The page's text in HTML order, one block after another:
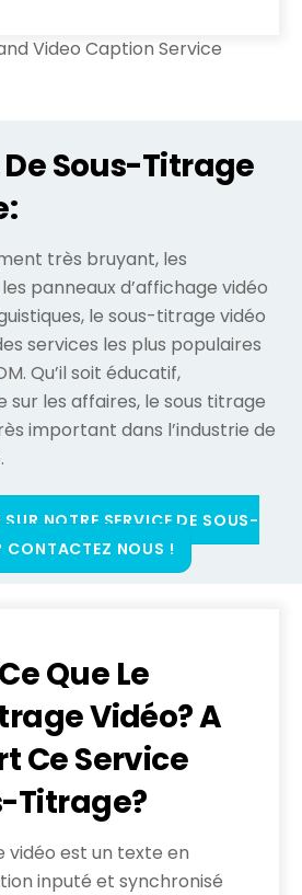
Sous-Titrage
très bruyant, les
panneaux d’affichage vidéo
le sous-titrage vidéo
services les plus populaires
Qu’il soit éducatif,
sur les affaires, le sous titrage
important dans l’industrie de
NOTRE SERVICE DE SOUS-
CONTACTEZ NOUS !
Que Le
Vidéo? A
Ce Service
Titrage?
vidéo est un texte en
inputé et synchronisé